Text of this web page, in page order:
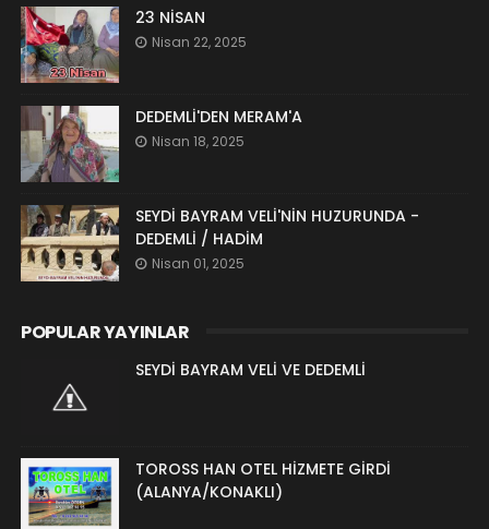
23 NİSAN
Nisan 22, 2025
DEDEMLİ'DEN MERAM'A
Nisan 18, 2025
SEYDİ BAYRAM VELİ'NİN HUZURUNDA -
DEDEMLİ / HADİM
Nisan 01, 2025
POPULAR YAYINLAR
SEYDİ BAYRAM VELİ VE DEDEMLİ
TOROSS HAN OTEL HİZMETE GİRDİ
(ALANYA/KONAKLI)